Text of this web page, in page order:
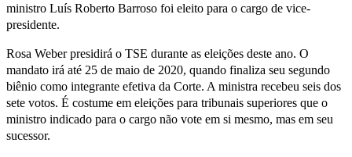
ministro Luís Roberto Barroso foi eleito para o cargo de vice-
presidente.
Rosa Weber presidirá o TSE durante as eleições deste ano. O
mandato irá até 25 de maio de 2020, quando finaliza seu segundo
biênio como integrante efetiva da Corte. A ministra recebeu seis dos
sete votos. É costume em eleições para tribunais superiores que o
ministro indicado para o cargo não vote em si mesmo, mas em seu
sucessor.